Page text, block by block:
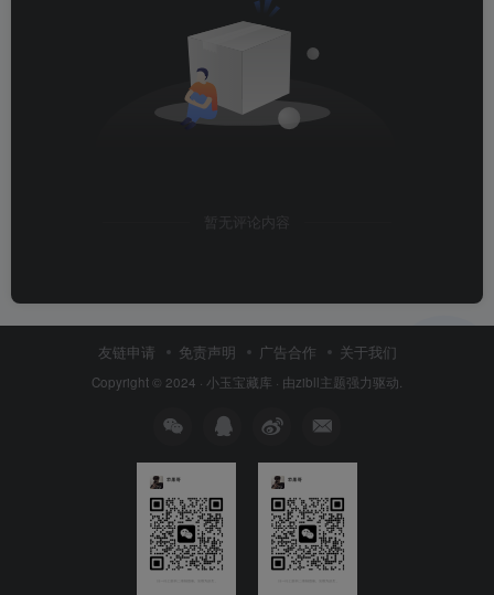
暂无评论内容
友链申请 免责声明 广告合作 关于我们
Copyright © 2024 · 小玉宝藏库 · 由zibll主题强力驱动.